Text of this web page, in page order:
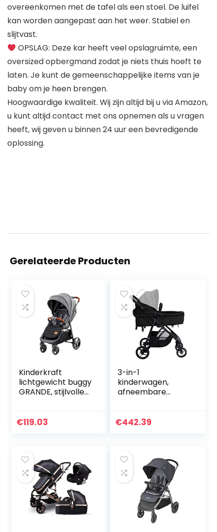
overeenkomen met de tafel als een stoel. De luifel
kan worden aangepast aan het weer. Stabiel en
slijtvast.
OPSLAG: Deze kar heeft veel opslagruimte, een
oversized opbergmand zodat je niets thuis hoeft te
laten. Je kunt de gemeenschappelijke items van je
baby om je heen brengen.
Hoogwaardige kwaliteit. Wij zijn altijd bij u via Amazon,
u kunt altijd contact met ons opnemen als u vragen
heeft, wij geven u binnen 24 uur een bevredigende
oplossing.
Gerelateerde Producten
Kinderkraft
lichtgewicht buggy
GRANDE, stijlvolle
inklapbaar, met
€119.03
3-in-1
kinderwagen,
afneembare
kinderwagen, anti-
€442.39